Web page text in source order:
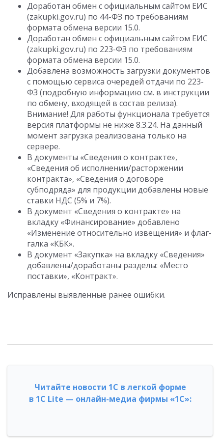
Доработан обмен с официальным сайтом ЕИС
(zakupki.gov.ru) по 44-ФЗ по требованиям
формата обмена версии 15.0.
Доработан обмен с официальным сайтом ЕИС
(zakupki.gov.ru) по 223-ФЗ по требованиям
формата обмена версии 15.0.
Добавлена возможность загрузки документов
с помощью сервиса очередей отдачи по 223-
ФЗ (подробную информацию см. в инструкции
по обмену, входящей в состав релиза).
Внимание! Для работы функционала требуется
версия платформы не ниже 8.3.24. На данный
момент загрузка реализована только на
сервере.
В документы «Сведения о контракте»,
«Сведения об исполнении/расторжении
контракта», «Сведения о договоре
субподряда» для продукции добавлены новые
ставки НДС (5% и 7%).
В документ «Сведения о контракте» на
вкладку «Финансирование» добавлено
«Изменение относительно извещения» и флаг-
галка «КБК».
В документ «Закупка» на вкладку «Сведения»
добавлены/доработаны разделы: «Место
поставки», «Контракт».
Исправлены выявленные ранее ошибки.
Читайте новости 1С в легкой форме
в 1С Lite — онлайн-медиа фирмы «1С»: